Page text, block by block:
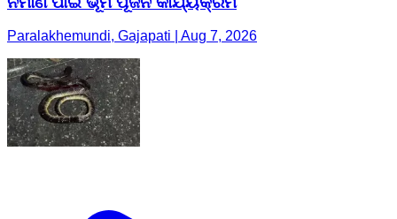
Paralakhemundi, Gajapati | Aug 7, 2026